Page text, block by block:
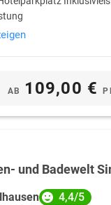
AB 109,00 €
und Badewelt
4,4/5